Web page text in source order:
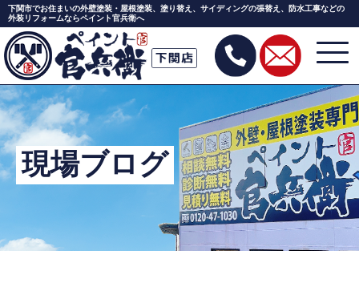
Skip
to
the
content
下関市でお住まいの外壁塗装・屋根塗装、塗り替え、サイディングの張替え、防水工事などの
外装リフォームならペイント官兵衛へ
現場ブログ